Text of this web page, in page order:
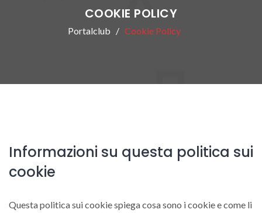
COOKIE POLICY
Portalclub Cookie Policy
Informazioni su questa politica sui
cookie
Questa politica sui cookie spiega cosa sono i cookie e come li